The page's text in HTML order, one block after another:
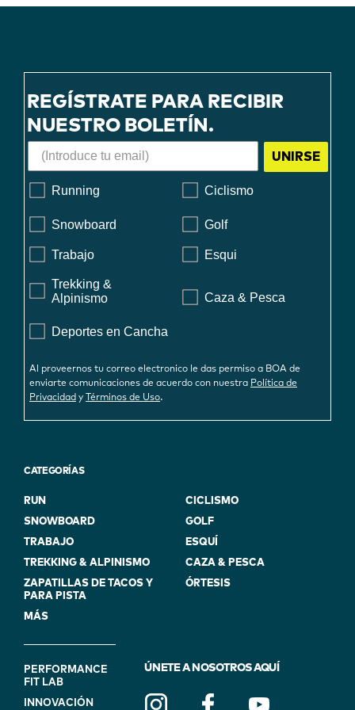
REGÍSTRATE PARA RECIBIR
NUESTRO BOLETÍN.
UNIRSE
Running Ciclismo
Snowboard Golf
Trabajo Esqui
Trekking &
Alpinismo
Caza & Pesca
Deportes en Cancha
Al proveernos tu correo electronico le das permiso a BOA de
enviarte comunicaciones de acuerdo con nuestra Política de
Privacidad y Términos de Uso.
CATEGORÍAS
RUN
CICLISMO
SNOWBOARD
GOLF
TRABAJO
ESQUÍ
TREKKING & ALPINISMO
CAZA & PESCA
ZAPATILLAS DE TACOS Y
PARA PISTA
ÓRTESIS
MÁS
FOOTER
NAVIGATION
PERFORMANCE
FIT LAB
INNOVACIÓN
ÚNETE A NOSOTROS AQUÍ